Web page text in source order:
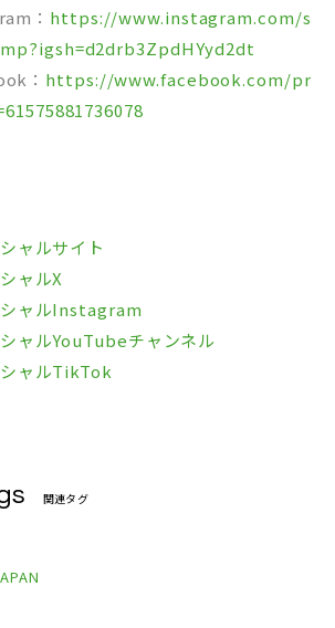
： https://www.instagram.com/s
： https://www.facebook.com/pr
ャルサイト
ャルX
ャルInstagram
ャルYouTubeチャンネル
ャルTikTok
関連タグ